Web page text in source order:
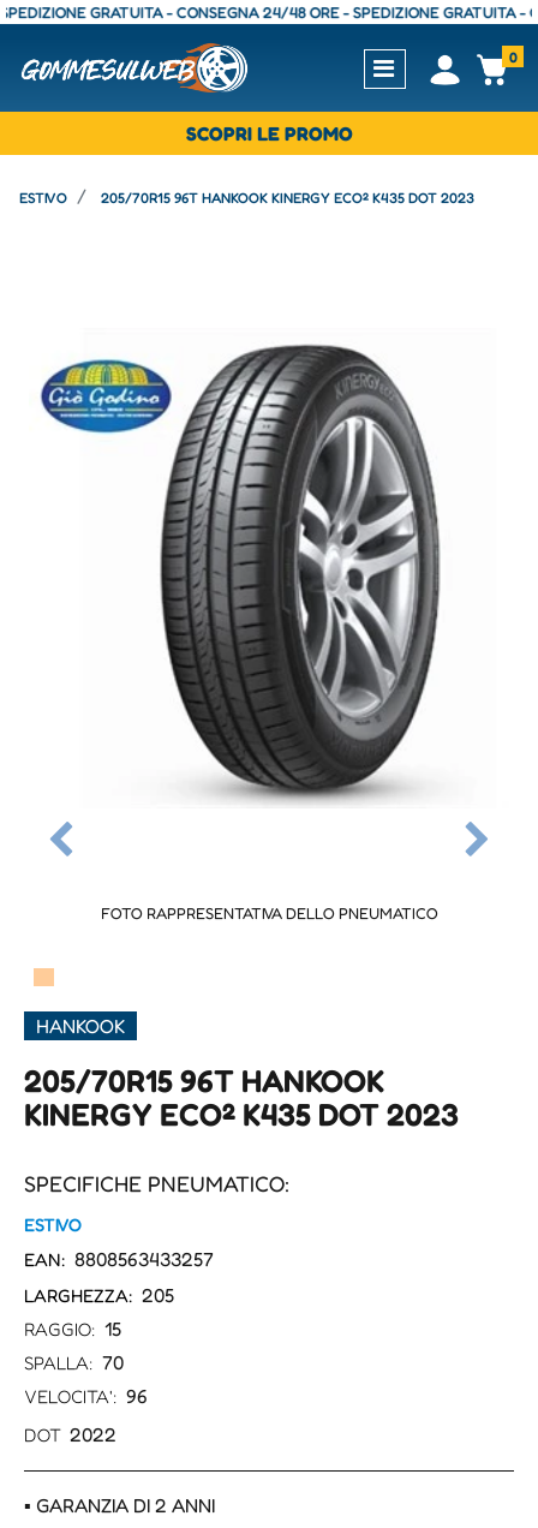
GRATUITA - CONSEGNA 24/48 ORE - SPEDIZIONE GRATUITA -
Open0
SCOPRI LE PROMO
ESTIVO 205/70R15 96T HANKOOK KINERGY ECO² K435 DOT 2023
FOTO RAPPRESENTATIVA DELLO PNEUMATICO
▀
HANKOOK
205/70R15 96T HANKOOK
KINERGY ECO² K435 DOT 2023
SPECIFICHE PNEUMATICO:
ESTIVO
EAN: 8808563433257
LARGHEZZA: 205
RAGGIO: 15
SPALLA: 70
VELOCITA': 96
DOT 2022
▪ GARANZIA DI 2 ANNI